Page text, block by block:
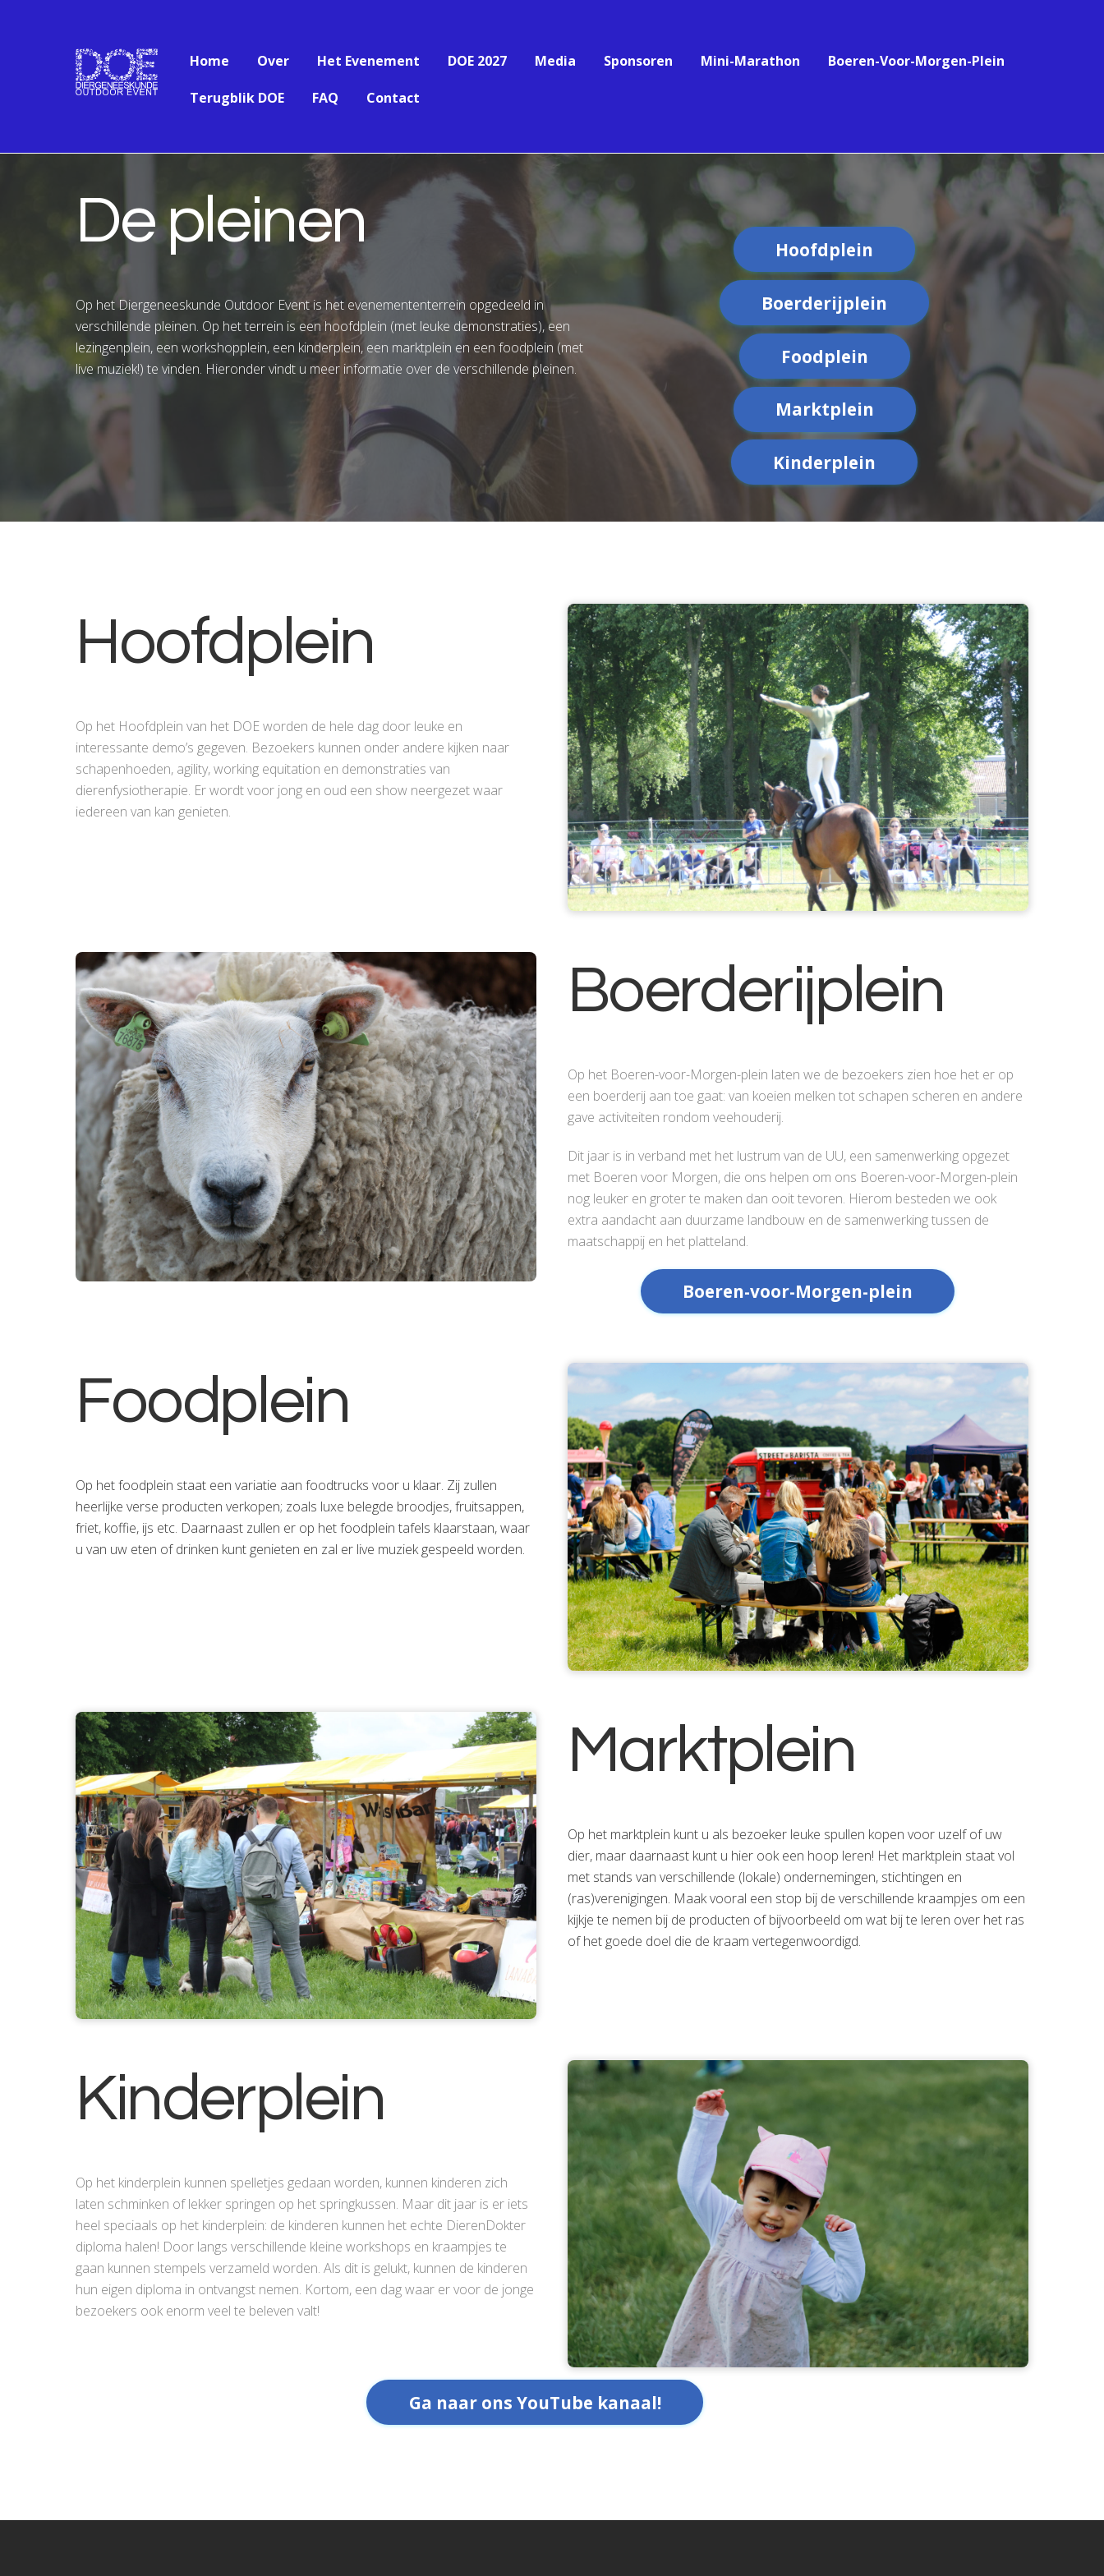
Home Over Het Evenement DOE 2027 Media Sponsoren Mini-Marathon Boeren-Voor-Morgen-Plein
Terugblik DOE FAQ Contact
De pleinen
Op het Diergeneeskunde Outdoor Event is het evenemententerrein opgedeeld in
verschillende pleinen. Op het terrein is een hoofdplein (met leuke demonstraties), een
lezingenplein, een workshopplein, een kinderplein, een marktplein en een foodplein (met
live muziek!) te vinden. Hieronder vindt u meer informatie over de verschillende pleinen.
Hoofdplein
Boerderijplein
Foodplein
Marktplein
Kinderplein
Hoofdplein
Op het Hoofdplein van het DOE worden de hele dag door leuke en
interessante demo’s gegeven. Bezoekers kunnen onder andere kijken naar
schapenhoeden, agility, working equitation en demonstraties van
dierenfysiotherapie. Er wordt voor jong en oud een show neergezet waar
iedereen van kan genieten.
Boerderijplein
Op het Boeren-voor-Morgen-plein laten we de bezoekers zien hoe het er op
een boerderij aan toe gaat: van koeien melken tot schapen scheren en andere
gave activiteiten rondom veehouderij.
Dit jaar is in verband met het lustrum van de UU, een samenwerking opgezet
met Boeren voor Morgen, die ons helpen om ons Boeren-voor-Morgen-plein
nog leuker en groter te maken dan ooit tevoren. Hierom besteden we ook
extra aandacht aan duurzame landbouw en de samenwerking tussen de
maatschappij en het platteland.
Boeren-voor-Morgen-plein
Foodplein
Op het foodplein staat een variatie aan foodtrucks voor u klaar. Zij zullen
heerlijke verse producten verkopen; zoals luxe belegde broodjes, fruitsappen,
friet, koffie, ijs etc. Daarnaast zullen er op het foodplein tafels klaarstaan, waar
u van uw eten of drinken kunt genieten en zal er live muziek gespeeld worden.
Marktplein
Op het marktplein kunt u als bezoeker leuke spullen kopen voor uzelf of uw
dier, maar daarnaast kunt u hier ook een hoop leren! Het marktplein staat vol
met stands van verschillende (lokale) ondernemingen, stichtingen en
(ras)verenigingen. Maak vooral een stop bij de verschillende kraampjes om een
kijkje te nemen bij de producten of bijvoorbeeld om wat bij te leren over het ras
of het goede doel die de kraam vertegenwoordigd.
Kinderplein
Op het kinderplein kunnen spelletjes gedaan worden, kunnen kinderen zich
laten schminken of lekker springen op het springkussen. Maar dit jaar is er iets
heel speciaals op het kinderplein: de kinderen kunnen het echte DierenDokter
diploma halen! Door langs verschillende kleine workshops en kraampjes te
gaan kunnen stempels verzameld worden. Als dit is gelukt, kunnen de kinderen
hun eigen diploma in ontvangst nemen. Kortom, een dag waar er voor de jonge
bezoekers ook enorm veel te beleven valt!
Ga naar ons YouTube kanaal!